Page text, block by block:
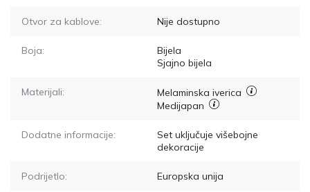
Otvor za kablove: Nije dostupno
Boja:
Bijela
Sjajno bijela
Materijali:
Melaminska iverica
Medijapan
Dodatne informacije:
Set uključuje višebojne
dekoracije
Podrijetlo: Europska unija